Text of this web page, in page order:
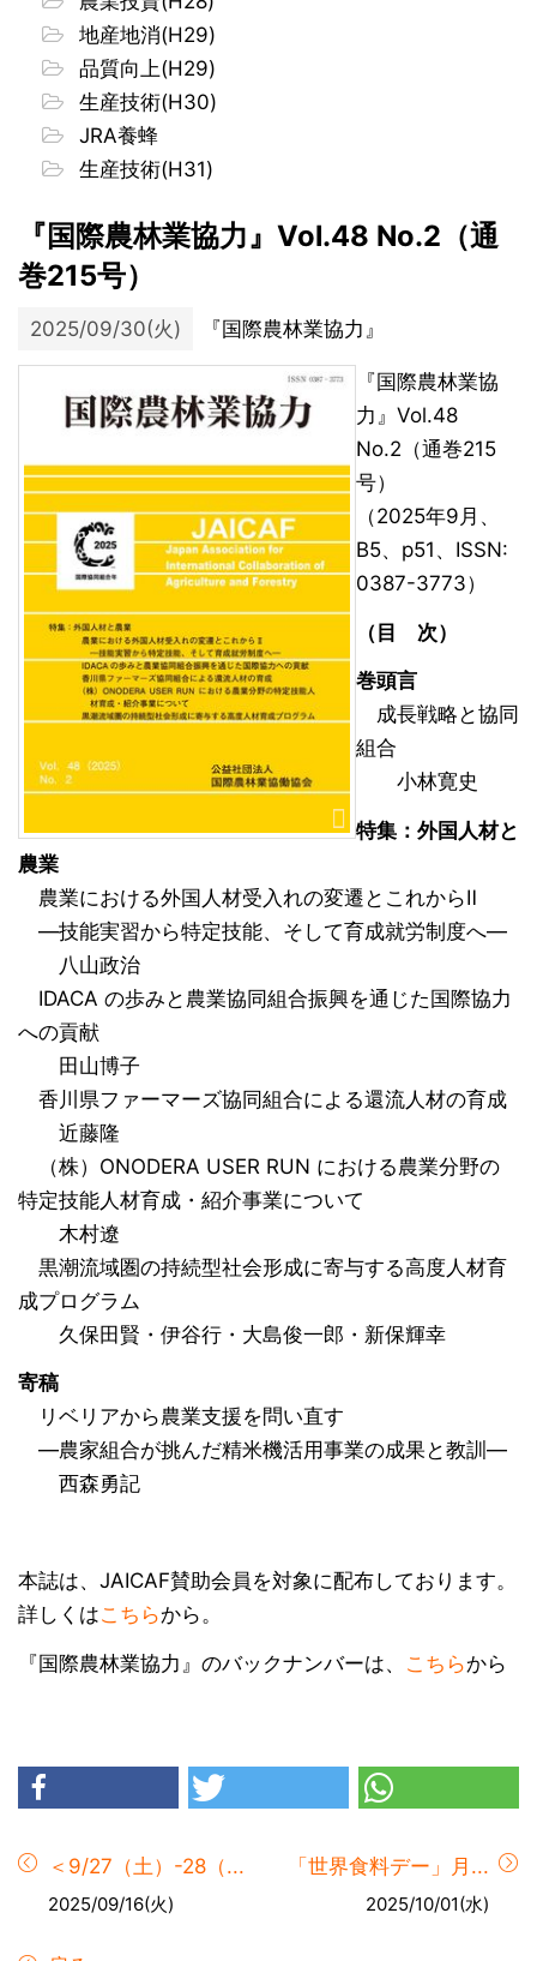
地産地消(H29)
品質向上(H29)
生産技術(H30)
JRA養蜂
生産技術(H31)
『国際農林業協力』Vol.48 No.2（通
巻215号）
2025/09/30(火) 『国際農林業協力』
『国際農林業協
力』Vol.48
No.2（通巻215
号）
（2025年9月、
B5、p51、ISSN:
0387-3773）
（目 次）
巻頭言
成長戦略と協同
組合
小林寛史
特集：外国人材と
農業
農業における外国人材受入れの変遷とこれからⅡ
―技能実習から特定技能、そして育成就労制度へ―
八山政治
IDACA の歩みと農業協同組合振興を通じた国際協力
への貢献
田山博子
香川県ファーマーズ協同組合による還流人材の育成
近藤隆
（株）ONODERA USER RUN における農業分野の
特定技能人材育成・紹介事業について
木村遼
黒潮流域圏の持続型社会形成に寄与する高度人材育
成プログラム
久保田賢・伊谷行・大島俊一郎・新保輝幸
寄稿
リベリアから農業支援を問い直す
―農家組合が挑んだ精米機活用事業の成果と教訓―
西森勇記
本誌は、JAICAF賛助会員を対象に配布しております。
詳しくはこちらから。
『国際農林業協力』のバックナンバーは、 こちらから
＜9/27（土）-28（...
2025/09/16(火)
「世界食料デー」月...
2025/10/01(水)